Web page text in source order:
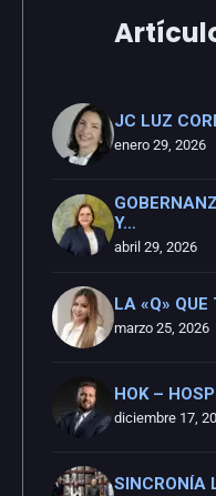
JC LUZ
enero 29, 2026
Y…
abril 29, 2026
LA «Q»
marzo 25, 2026
HOK –
diciembre 17,
SINCRONÍA